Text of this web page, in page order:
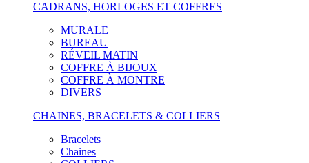
CADRANS, HORLOGES ET COFFRES
MURALE
BUREAU
RÉVEIL MATIN
COFFRE À BIJOUX
COFFRE À MONTRE
DIVERS
CHAINES, BRACELETS & COLLIERS
Bracelets
Chaines